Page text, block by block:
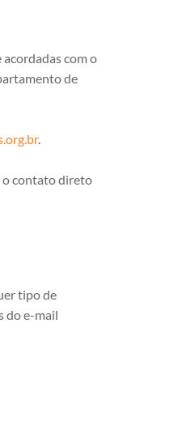
com o
de
.
o contato direto
tipo de
do e-mail